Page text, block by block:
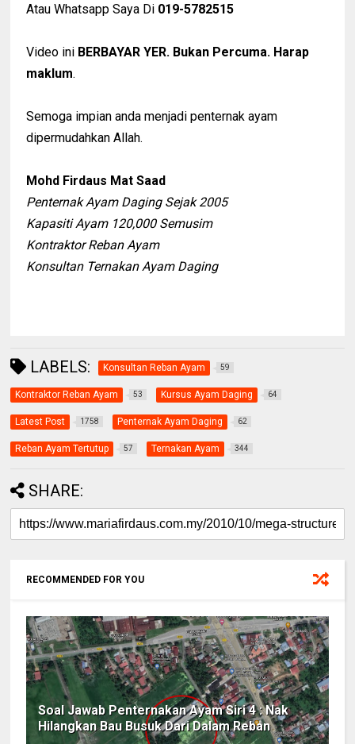
Atau Whatsapp Saya Di 019-5782515
Video ini BERBAYAR YER. Bukan Percuma. Harap
maklum.
Semoga impian anda menjadi penternak ayam
dipermudahkan Allah.
Mohd Firdaus Mat Saad
Penternak Ayam Daging Sejak 2005
Kapasiti Ayam 120,000 Semusim
Kontraktor Reban Ayam
Konsultan Ternakan Ayam Daging
LABELS: Konsultan Reban Ayam 59
Kontraktor Reban Ayam 53 Kursus Ayam Daging 64
Latest Post 1758 Penternak Ayam Daging 62
Reban Ayam Tertutup 57 Ternakan Ayam 344
SHARE:
RECOMMENDED FOR YOU
Soal Jawab Penternakan Ayam Siri 4 : Nak
Hilangkan Bau Busuk Dari Dalam Reban